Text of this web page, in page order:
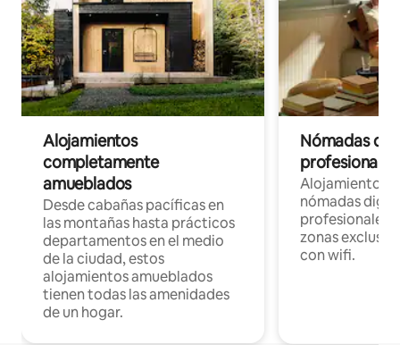
Alojamientos
completamente
amueblados
Desde cabañas pacíficas en
las montañas hasta prácticos
departamentos en el medio
de la ciudad, estos
alojamientos amueblados
tienen todas las amenidades
de un hogar.
Nómadas
Alojamientos
nómadas
profesionales
zonas
con wifi.